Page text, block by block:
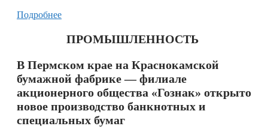
Подробнее
ПРОМЫШЛЕННОСТЬ
В Пермском крае на Краснокамской
бумажной фабрике — филиале
акционерного общества «Гознак» открыто
новое производство банкнотных и
специальных бумаг